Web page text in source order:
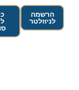
הרשמה
לניוזלטר